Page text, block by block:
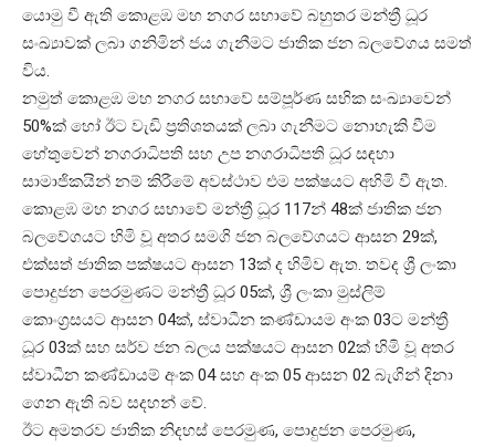
යොමු වී ඇති කොළඹ මහ නගර සභාවේ බහුතර මන්ත්‍රී ධූර
සංඛ්‍යාවක් ලබා ගනිමින් ජය ගැනීමට ජාතික ජන බලවේගය සමත්
විය.
නමුත් කොළඹ මහ නගර සභාවේ සම්පූර්ණ සභික සංඛ්‍යාවෙන්
50%ක් හෝ ඊට වැඩි ප්‍රතිශතයක් ලබා ගැනීමට නොහැකි වීම
හේතුවෙන් නගරාධිපති සහ උප නගරාධිපති ධූර සඳහා
සාමාජිකයින් නම් කිරීමේ අවස්ථාව එම පක්ෂයට අහිමි වී ඇත.
කොළඹ මහ නගර සභාවේ මන්ත්‍රී ධූර 117න් 48ක් ජාතික ජන
බලවේගයට හිමි වූ අතර සමගි ජන බලවේගයට ආසන 29ක්,
එක්සත් ජාතික පක්ෂයට ආසන 13ක් ද හිමිව ඇත. තවද ශ්‍රී ලංකා
පොදුජන පෙරමුණට මන්ත්‍රී ධූර 05ක්, ශ්‍රී ලංකා මුස්ලිම්
කොංග්‍රසයට ආසන 04ක්, ස්වාධීන කණ්ඩායම අංක 03ට මන්ත්‍රී
ධූර 03ක් සහ සර්ව ජන බලය පක්ෂයට ආසන 02ක් හිමි වූ අතර
ස්වාධීන කණ්ඩායම් අංක 04 සහ අංක 05 ආසන 02 බැගින් දිනා
ගෙන ඇති බව සදහන් වේ.
ඊට අමතරව ජාතික නිදහස් පෙරමුණ, පොදුජන පෙරමුණ,